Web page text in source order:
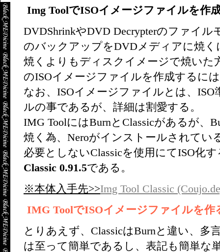
Img ToolでISOイメージファイルを作
DVDShrinkやDVD Decrypterのファイ
のバックアップをDVDメディアに焼
焼くよりもディスクイメージで焼いた
のISOイメージファイルを作成するに
なお、ISOイメージファイルとは、
ルの事であるが、詳細は割愛する。
IMG ToolにはBurnとClassicがあるが、
焼く為、Neroがインストールされてい
必要としないClassicを使用にてISO化
Classic 0.91.5である。
※本体入手先>>Img Tool Classic
IMG ToolでISOイメージファイルを作
とりあえず、ClassicはBurnと違い、多
は至って簡単であるし、表記も簡単な